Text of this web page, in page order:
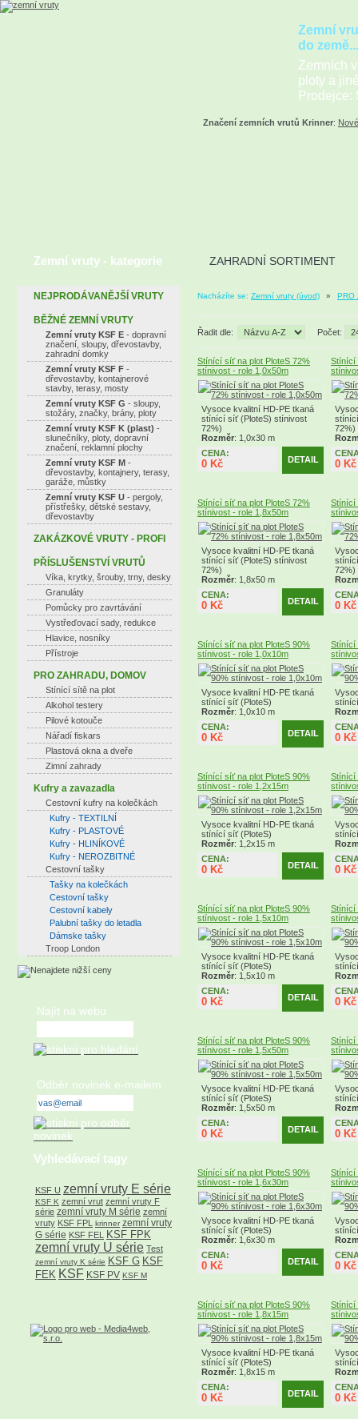
Zemní
do země...
Zemních
ploty a
Prodejce:
Značení zemních vrutů Krinner:
ZAHRADNÍ SORTIMENT
Nacházíte se: Zemní vruty (úvod) » PRO
Řadit dle: Počet:
Stínící síť na plot PloteS 72%
stínivost - role 1,0x50m
Stínící
Vysoce kvalitní HD-PE tkaná
stínící síť (PloteS) stínivost
72%)
Rozměr: 1,0x30 m
72%)
CENA:
0 Kč DETAIL 0 Kč
Stínící síť na plot PloteS 72%
stínivost - role 1,8x50m
Stínící
Vysoce kvalitní HD-PE tkaná
stínící síť (PloteS) stínivost
72%)
Rozměr: 1,8x50 m
72%)
CENA:
0 Kč DETAIL 0 Kč
Stínící síť na plot PloteS 90%
stínivost - role 1,0x10m
Stínící
Vysoce kvalitní HD-PE tkaná
stínící síť (PloteS)
Rozměr: 1,0x10 m
CENA:
0 Kč DETAIL 0 Kč
Stínící síť na plot PloteS 90%
stínivost - role 1,2x15m
Stínící
Vysoce kvalitní HD-PE tkaná
stínící síť (PloteS)
Rozměr: 1,2x15 m
CENA:
0 Kč DETAIL 0 Kč
Stínící síť na plot PloteS 90%
stínivost - role 1,5x10m
Stínící
Vysoce kvalitní HD-PE tkaná
stínící síť (PloteS)
Rozměr: 1,5x10 m
CENA:
0 Kč DETAIL 0 Kč
Stínící síť na plot PloteS 90%
stínivost - role 1,5x50m
Stínící
Vysoce kvalitní HD-PE tkaná
stínící síť (PloteS)
Rozměr: 1,5x50 m
CENA:
0 Kč DETAIL 0 Kč
Stínící síť na plot PloteS 90%
stínivost - role 1,6x30m
Stínící
Vysoce kvalitní HD-PE tkaná
stínící síť (PloteS)
Rozměr: 1,6x30 m
CENA:
0 Kč DETAIL 0 Kč
Stínící síť na plot PloteS 90%
stínivost - role 1,8x15m
Stínící
Vysoce kvalitní HD-PE tkaná
stínící síť (PloteS)
Rozměr: 1,8x15 m
CENA:
0 Kč DETAIL 0 Kč
Zemní vruty - kategorie
NEJPRODÁVANĚJŠÍ VRUTY
BĚŽNÉ ZEMNÍ VRUTY
Zemní vruty KSF E - dopravní
značení, sloupy, dřevostavby,
zahradní domky
Zemní vruty KSF F -
dřevostavby, kontajnerové
stavby, terasy, mosty
Zemní vruty KSF G - sloupy,
stožáry, značky, brány, ploty
Zemní vruty KSF K (plast) -
slunečníky, ploty, dopravní
značení, reklamní plochy
Zemní vruty KSF M -
dřevostavby, kontajnery, terasy,
garáže, můstky
Zemní vruty KSF U - pergoly,
přístřešky, dětské sestavy,
dřevostavby
ZAKÁZKOVÉ VRUTY - PROFI
PŘÍSLUŠENSTVÍ VRUTŮ
Víka, krytky, šrouby, trny, desky
Granuláty
Pomůcky pro zavrtávání
Vystřeďovací sady, redukce
Hlavice, nosníky
Přístroje
PRO ZAHRADU, DOMOV
Stínící sítě na plot
Alkohol testery
Pilové kotouče
Nářadí fiskars
Plastová okna a dveře
Zimní zahrady
Kufry a zavazadla
Cestovní kufry na kolečkách
Kufry - TEXTILNÍ
Kufry - PLASTOVÉ
Kufry - HLINÍKOVÉ
Kufry - NEROZBITNÉ
Cestovní tašky
Tašky na kolečkách
Cestovní tašky
Cestovní kabely
Palubní tašky do letadla
Dámske tašky
Troop London
Najít na webu
Odběr novinek e-mailem
Vyhledávací tagy
KSF U zemní vruty E série
KSF K zemní vrut zemní vruty F
série zemní vruty M série zemní
vruty KSF FPL krinner zemní vruty
G série KSF FEL KSF FPK
zemní vruty U série Test
zemní vruty K série KSF G KSF
FEK KSF KSF PV KSF M